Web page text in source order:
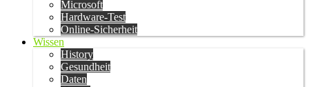
Microsoft
Hardware-Test
Online-Sicherheit
Wissen
History
Gesundheit
Daten